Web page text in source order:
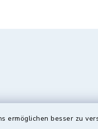
ermöglichen besser zu